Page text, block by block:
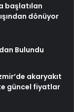
başlatılan
dönüyor
Bulundu
akaryakıt
güncel fiyatlar